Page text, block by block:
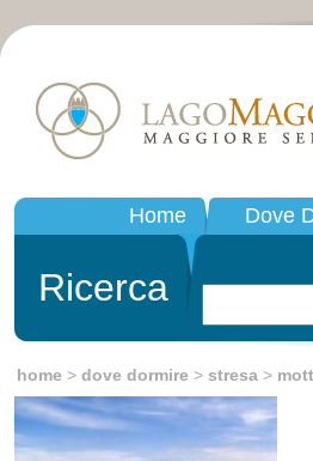
Home Dove
Ricerca
home > dove dormire > stresa >